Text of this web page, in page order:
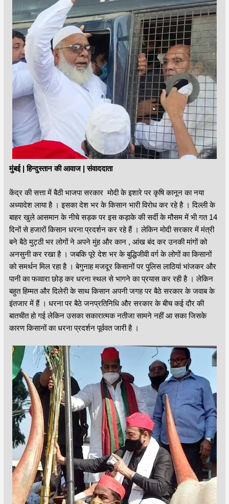
मुंबई | हिन्दुस्तान की आवाज | संवाददाता
केंद्र की सत्ता में बैठी भाजपा सरकार मोदी के इशारे पर कृषि कानून का नया
अध्यादेश लाया है । इसका देश भर के किसान भारी विरोध कर रहे है । दिल्ली के
बाहर खुले आसमान के नीचे सड़क पर इस कड़ाके की सर्दी के मौसम में भी गत 14
दिनों से हजारों किसान धरना प्रदर्शन कर रहे हैं । लेकिन मोदी सरकार में मंत्री
बने बैठे मुट्ठी भर लोगों ने अपने मुंह और कान , आंख बंद कर उनकी मांगों को
अनसुनी कर रखा है । जबकि पूरे देश भर के बुद्धिजीवी वर्ग के लोगों का किसानों
को समर्थन मिल रहा है । बेगुनाह मजदूर किसानों पर पुलिस लाठियां भांजकर और
पानी का फव्वारा छोड़ कर धरना स्थल से भागने का प्रयास कर रही है । लेकिन
बहुत हिम्मत और दिलेरी के साथ किसान अपनी जगह पर बैठे सरकार के जवाब के
इंतजार में हैं । धरना पर बैठे जनप्रतिनिधि और सरकार के बीच कई दौर की
बातचीत हो गई लेकिन उसका सकारात्मक नतीजा सामने नहीं आ सका जिसके
कारण किसानों का धरना प्रदर्शन पूर्ववत जारी है ।